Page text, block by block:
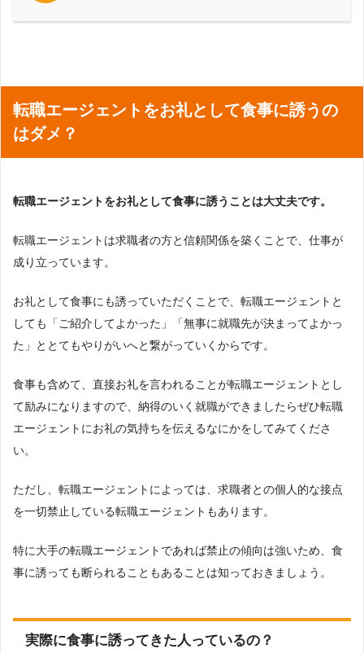
転職エージェントをお礼として食事に誘うの
はダメ？
転職エージェントをお礼として食事に誘うことは大丈夫です。
転職エージェントは求職者の方と信頼関係を築くことで、仕事が
成り立っています。
お礼として食事にも誘っていただくことで、転職エージェントと
しても「ご紹介してよかった」「無事に就職先が決まってよかっ
た」ととてもやりがいへと繋がっていくからです。
食事も含めて、直接お礼を言われることが転職エージェントとし
て励みになりますので、納得のいく就職ができましたらぜひ転職
エージェントにお礼の気持ちを伝えるなにかをしてみてくださ
い。
ただし、転職エージェントによっては、求職者との個人的な接点
を一切禁止している転職エージェントもあります。
特に大手の転職エージェントであれば禁止の傾向は強いため、食
事に誘っても断られることもあることは知っておきましょう。
実際に食事に誘ってきた人っているの？